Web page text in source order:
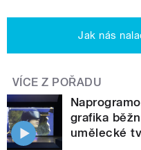
Jak nás
VÍCE Z POŘADU
grafika
umělecké